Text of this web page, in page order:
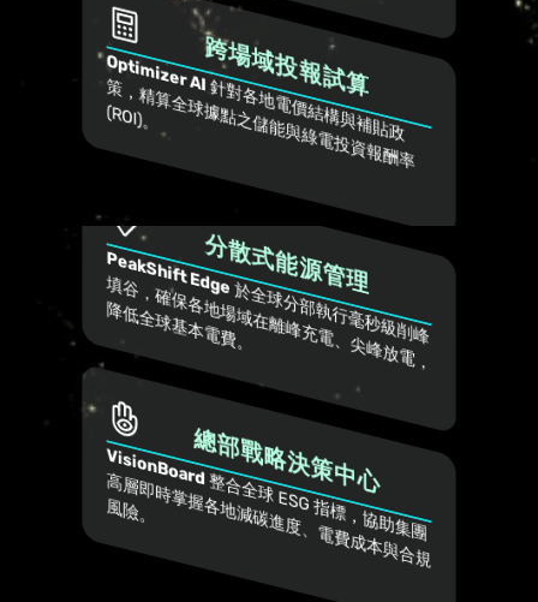
跨場域投報試算
Optimizer AI
針
對
各
地
電
價
結 構
與
補
貼
政
策
，
精
算
全
球
據 點
之
儲
能
與
綠
電
投
資
報
酬
率
(R O
I)。
分散式能源管理
PeakShift Edge
於
全
球
分
部
執行
毫
秒
級
削
峰
填
谷
，
確
保
各
地場
域
在
離
峰
充
電
、
尖
峰
放
電
，
降低
全
球
基
本
電
費
。
總部戰略決策中心
VisionBoard
整
合
全
球
E
S
G
指 標
，
協
助
集
團
高
層
即
時
掌
握
各 地
減
碳
進
度
、
電
費
成
本
與
合
規
風 險
。